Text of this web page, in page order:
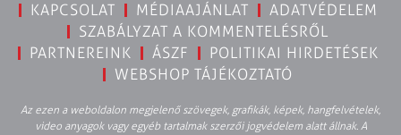
KAPCSOLAT MÉDIAAJÁNLAT
ADATVÉDELEM
SZABÁLYZAT A KOMMENTELÉSRŐL
PARTNEREINK
ÁSZF
POLITIKAI HIRDETÉSEK
WEBSHOP TÁJÉKOZTATÓ
Az ezen a weboldalon megjelenő szövegek, grafikák, képek, hangfelvételek,
video anyagok vagy egyéb tartalmak szerzői jogvédelem alatt állnak. A